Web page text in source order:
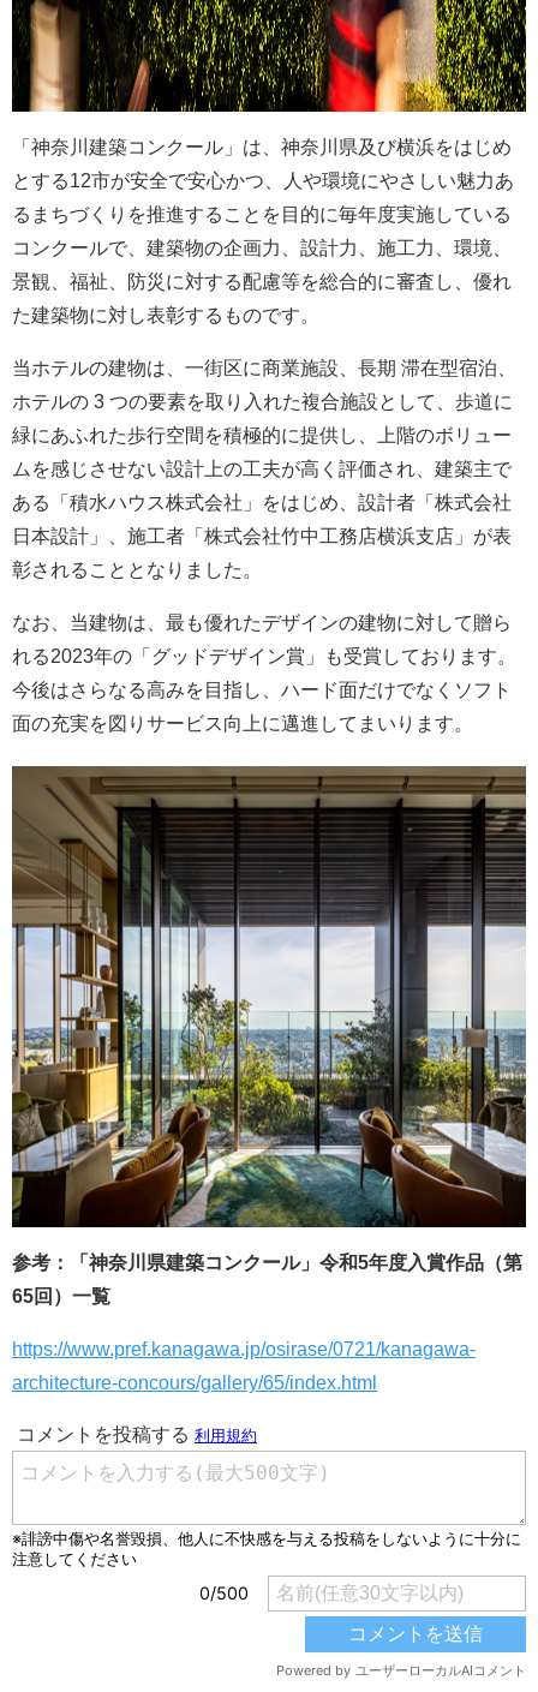
「神奈川建築コンクール」は、神奈川県及び横浜をはじめ
とする12市が安全で安心かつ、人や環境にやさしい魅力あ
るまちづくりを推進することを目的に毎年度実施している
コンクールで、建築物の企画力、設計力、施工力、環境、
景観、福祉、防災に対する配慮等を総合的に審査し、優れ
た建築物に対し表彰するものです。
当ホテルの建物は、一街区に商業施設、長期 滞在型宿泊、
ホテルの 3 つの要素を取り入れた複合施設として、歩道に
緑にあふれた歩行空間を積極的に提供し、上階のボリュー
ムを感じさせない設計上の工夫が高く評価され、建築主で
ある「積水ハウス株式会社」をはじめ、設計者「株式会社
日本設計」、施工者「株式会社竹中工務店横浜支店」が表
彰されることとなりました。
なお、当建物は、最も優れたデザインの建物に対して贈ら
れる2023年の「グッドデザイン賞」も受賞しております。
今後はさらなる高みを目指し、ハード面だけでなくソフト
面の充実を図りサービス向上に邁進してまいります。
参考：「神奈川県建築コンクール」令和5年度入賞作品（第
65回）一覧
https://www.pref.kanagawa.jp/osirase/0721/kanagawa-
architecture-concours/gallery/65/index.html